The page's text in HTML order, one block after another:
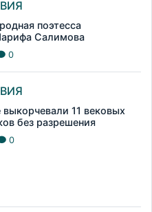
поэтесса
Салимова
0
11 вековых
без разрешения
0